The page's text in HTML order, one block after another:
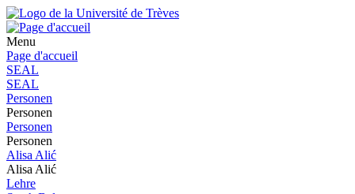
Menu
Page d'accueil
SEAL
SEAL
Personen
Personen
Personen
Personen
Alisa Alić
Alisa Alić
Lehre